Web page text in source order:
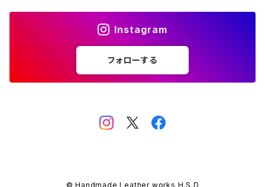
Instagram
フォローする
© Handmade Leather works H.S.D